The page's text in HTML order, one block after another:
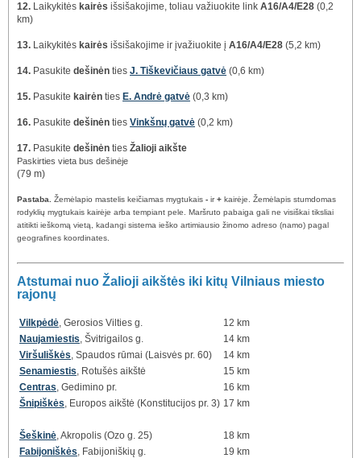
12. Laikykitės kairės išsišakojime, toliau važiuokite link A16/A4/E28 (0,2
km)
13. Laikykitės kairės išsišakojime ir įvažiuokite į A16/A4/E28 (5,2 km)
14. Pasukite dešinėn ties J. Tiškevičiaus gatvė (0,6 km)
15. Pasukite kairėn ties E. Andrė gatvė (0,3 km)
16. Pasukite dešinėn ties Vinkšnų gatvė (0,2 km)
17. Pasukite dešinėn ties Žalioji aikšte
Paskirties vieta bus dešinėje
(79 m)
Pastaba. Žemėlapio mastelis keičiamas mygtukais - ir+ kairėje. Žemėlapis stumdomas
rodyklių mygtukais kairėje arba tempiant pele. Maršruto pabaiga gali ne visiškai tiksliai
atitikti ieškomą vietą, kadangi sistema ieško artimiausio žinomo adreso (namo) pagal
geografines koordinates.
Atstumai nuo Žalioji aikštės iki kitų Vilniaus miesto
rajonų
Vilkpėdė , Gerosios Vilties g.
12 km
Naujamiestis , Švitrigailos g.
14 km
Viršuliškės , Spaudos rūmai (Laisvės pr. 60)
14 km
Senamiestis , Rotušės aikštė
15 km
Centras , Gedimino pr.
16 km
Šnipiškės , Europos aikštė (Konstitucijos pr. 3) 17 km
Šeškinė , Akropolis (Ozo g. 25)
18 km
Fabijoniškės , Fabijoniškių g. 19 km